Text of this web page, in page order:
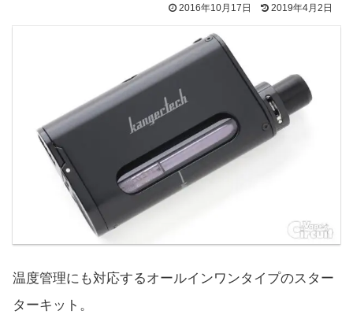
2016年10月17日 2019年4月2日
温度管理にも対応するオールインワンタイプのスター
ターキット。